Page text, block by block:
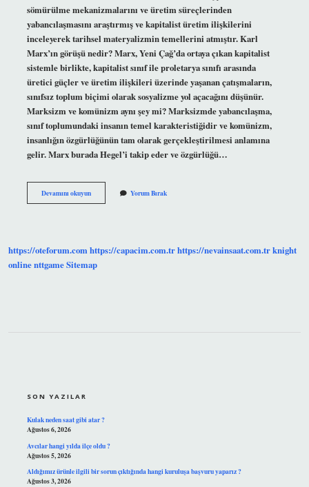
sömürülme mekanizmalarını ve üretim süreçlerinden
yabancılaşmasını araştırmış ve kapitalist üretim ilişkilerini
inceleyerek tarihsel materyalizmin temellerini atmıştır. Karl
Marx’ın görüşü nedir? Marx, Yeni Çağ’da ortaya çıkan kapitalist
sistemle birlikte, kapitalist sınıf ile proletarya sınıfı arasında
üretici güçler ve üretim ilişkileri üzerinde yaşanan çatışmaların,
sınıfsız toplum biçimi olarak sosyalizme yol açacağını düşünür.
Marksizm ve komünizm aynı şey mi? Marksizmde yabancılaşma,
sınıf toplumundaki insanın temel karakteristiğidir ve komünizm,
insanlığın özgürlüğünün tam olarak gerçekleştirilmesi anlamına
gelir. Marx burada Hegel’i takip eder ve özgürlüğü…
Devamını okuyunKarl
Marx
Yorum Bırak
https://oteforum.comhttps://capacim.com.trhttps://nevainsaat.com.trknight
onlinenttgameSitemap
SON YAZILAR
Kulak neden saat gibi atar ?
Ağustos 6, 2026
Avcılar hangi yılda ilçe oldu ?
Ağustos 5, 2026
Aldığımız ürünle ilgili bir sorun çıktığında hangi kuruluşa başvuru yaparız ?
Ağustos 3, 2026